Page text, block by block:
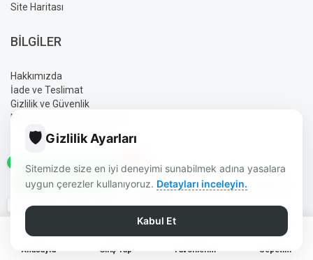
Saat 14:00'e Kadar Kargo
Site Haritası
BILGILER
Hakkımızda
İade ve Teslimat
Gizlilik ve Güvenlik
Mesafeli Satış Sözleşmesi
AYLIN ELEKTRONIK BURDUR | GÜVENLIK | UYDU | OTO SES
SISTEMLERI | ELEKTRONIK ÜRÜNLER © 2026 - TÜM HAKLARI
TASARIM DIZAYN:
Anasayfa Giriş Yap Favorilerim Sepetim
🛡️ Gizlilik Ayarları
Sitemizde size en iyi deneyimi sunabilmek adına yasalara
uygun çerezler kullanıyoruz. Detayları inceleyin.
Kabul Et